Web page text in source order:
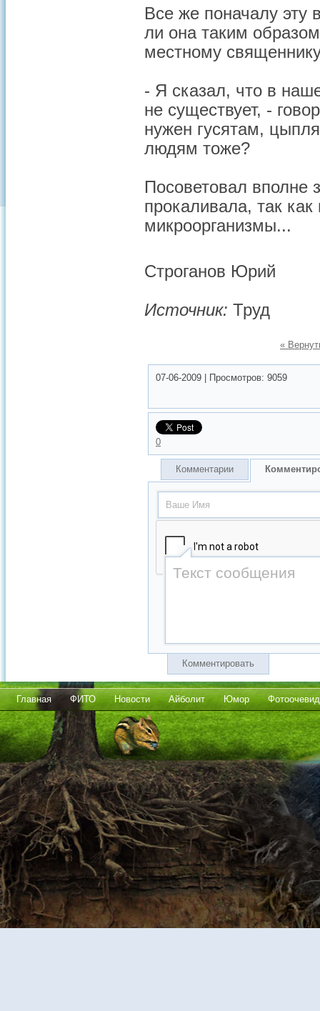
Все же поначалу
ли она таким
местному
- Я сказал, что в
не существует, -
нужен гусятам,
людям тоже?
Посоветовал вполне
прокаливала, так
микроорганизмы...
Строганов Юрий
Источник: Труд
«
07-06-2009 Просмотров: 9059
0
Комментарии
Комментировать
Главная ФИТО Новости Айболит Юмор